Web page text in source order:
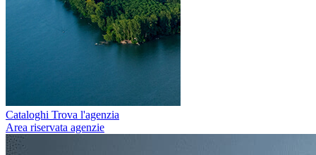
Cataloghi Trova l'agenzia
Area riservata agenzie